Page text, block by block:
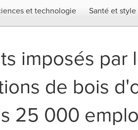
et technologie Santé et
imposés par
de bois
25 000